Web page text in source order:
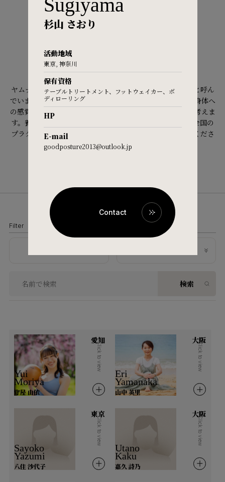
Practitioners site
Sugiyama
杉山 さおり
活動地域
東京, 神奈川
保有資格
テーブルトリートメント、フットウェイカー、ボ
ディローリング
HP
E-mail
goodposture2013@outlook.jp
Contact
NEAR ME
プラクティショナーとは？
ヤムナでは有資格者のことを認定「プラクティショナー」と呼ん
でいます。 自らも常にヤムナの「実践者」であることが、身体へ
の感覚と理解を深め、 よりよい指導に繋がるとヤムナでは考えま
す。養成講習を受け、課題と試験に合格して認定を受けた全国の
プラクティショナーから、質の高いレッスンを是非お受けくださ
い。
Filter
検索
秋田県 山形県 福島県
関東
茨城県 栃木県 群馬県 埼玉県
東京都
北陸
新潟県 富山県 石川県
愛知
Yui
Moriya
守屋 由依
Click to view
大阪
Eri
Yamanaka
山中 英里
Click to view
東京
Sayoko
Yazumi
八住 沙代子
Click to view
大阪
Utano
Kaku
嘉久 詩乃
Click to view